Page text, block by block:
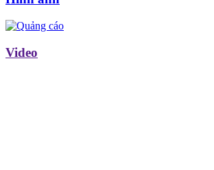
Video